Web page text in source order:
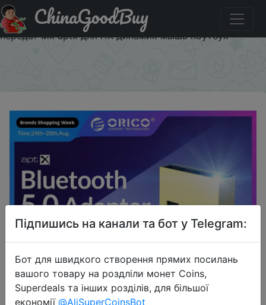
Придбати по акціи ORICO мини беспроводной USB
Bluetooth адаптер 4,0 5,0 Bluetooth аудио приемник
передатчик aptx для ПК динамик мышь ноутбук
ChinaGoodBuy
Підпишись на канали та бот у Telegram:
Бот для швидкого створення прямих посилань
вашого товару на роздліли монет Coins,
Superdeals та інших розділів, для більшої
економії @AliSuperCoinsBot